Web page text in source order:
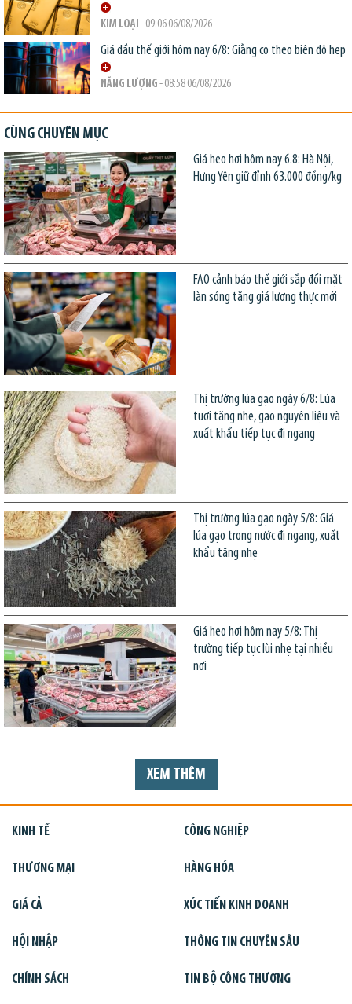
KIM LOẠI - 09:06 06/08/2026
Giá dầu thế giới hôm nay 6/8: Giằng co theo biên độ hẹp
NĂNG LƯỢNG - 08:58 06/08/2026
CÙNG CHUYÊN MỤC
Giá heo hơi hôm nay 6.8: Hà Nội,
Hưng Yên giữ đỉnh 63.000 đồng/kg
FAO cảnh báo thế giới sắp đối mặt
làn sóng tăng giá lương thực mới
Thị trường lúa gạo ngày 6/8: Lúa
tươi tăng nhẹ, gạo nguyên liệu và
xuất khẩu tiếp tục đi ngang
Thị trường lúa gạo ngày 5/8: Giá
lúa gạo trong nước đi ngang, xuất
khẩu tăng nhẹ
Giá heo hơi hôm nay 5/8: Thị
trường tiếp tục lùi nhẹ tại nhiều
nơi
XEM THÊM
KINH TẾ CÔNG NGHIỆP
THƯƠNG MẠI HÀNG HÓA
GIÁ CẢ XÚC TIẾN KINH DOANH
HỘI NHẬP THÔNG TIN CHUYÊN SÂU
CHÍNH SÁCH TIN BỘ CÔNG THƯƠNG